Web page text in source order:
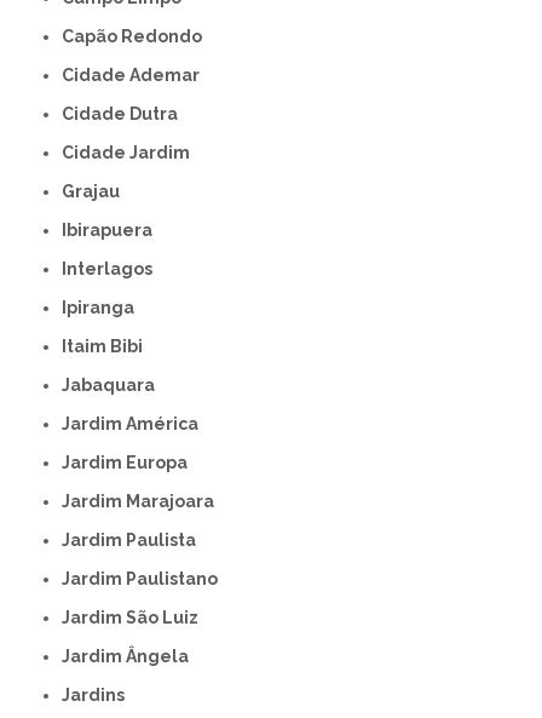
Capão Redondo
Cidade Ademar
Cidade Dutra
Cidade Jardim
Grajau
Ibirapuera
Interlagos
Ipiranga
Itaim Bibi
Jabaquara
Jardim América
Jardim Europa
Jardim Marajoara
Jardim Paulista
Jardim Paulistano
Jardim São Luiz
Jardim Ângela
Jardins